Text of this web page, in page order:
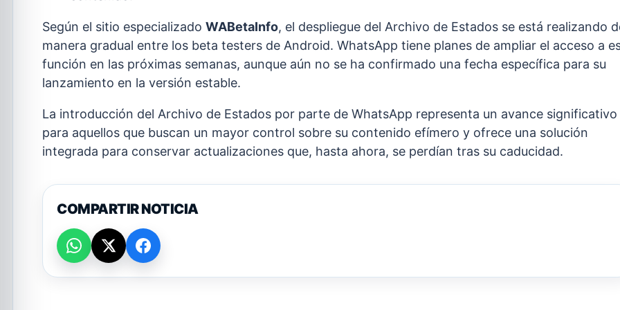
Según el sitio especializado WABetaInfo, el despliegue del Archivo de Estados se está realizando
manera gradual entre los beta testers de Android. WhatsApp tiene planes de ampliar el acceso a
función en las próximas semanas, aunque aún no se ha confirmado una fecha específica para su
lanzamiento en la versión estable.
La introducción del Archivo de Estados por parte de WhatsApp representa un avance significativo
para aquellos que buscan un mayor control sobre su contenido efímero y ofrece una solución
integrada para conservar actualizaciones que, hasta ahora, se perdían tras su caducidad.
COMPARTIR NOTICIA